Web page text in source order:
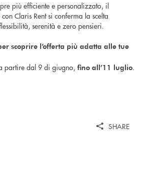
più efficiente e personalizzato, il
Claris Rent si conferma la scelta
serenità e zero pensieri.
scoprire l’offerta più adatta alle tue
partire dal 9 di giugno, fino all’11 luglio.
SHARE